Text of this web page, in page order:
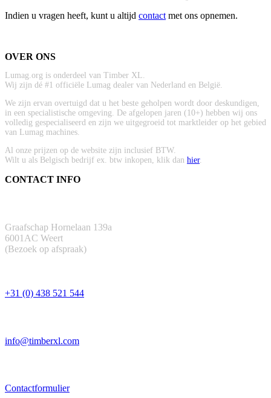
Indien u vragen heeft, kunt u altijd contact met ons opnemen.
OVER ONS
Lumag.org is onderdeel van Timber XL.
Wij zijn dé #1 officiële Lumag dealer van Nederland en België.
We zijn ervan overtuigd dat u het beste geholpen wordt door deskundigen,
in een specialistische omgeving. De afgelopen jaren (10+) hebben wij ons
volledig gespecialiseerd en zijn we uitgegroeid tot marktleider op het gebied
van Lumag machines.
Al onze prijzen op de website zijn inclusief BTW.
Wilt u als Belgisch bedrijf ex. btw inkopen, klik dan hier.
CONTACT INFO
Graafschap Hornelaan 139a
6001AC Weert
(Bezoek op afspraak)
+31 (0) 438 521 544
info@timberxl.com
Contactformulier